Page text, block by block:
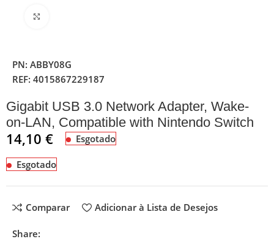
PN:ABBY08G
REF:4015867229187
Gigabit USB 3.0 Network Adapter, Wake-
on-LAN, Compatible with Nintendo Switch
14,10€ Esgotado
Esgotado
Comparar Adicionar à Lista de Desejos
Share: